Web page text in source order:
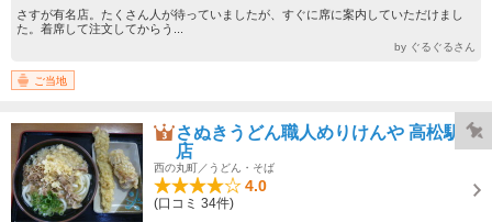
さすが有名店。たくさん人が待っていましたが、すぐに席に案内していただけまし
た。着席して注文してからう...
by ぐるぐるさん
ご当地
さぬきうどん職人めりけんや 高松駅前
店
西の丸町／うどん・そば
4.0
(口コミ 34件)